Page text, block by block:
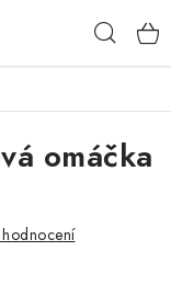
omáčka